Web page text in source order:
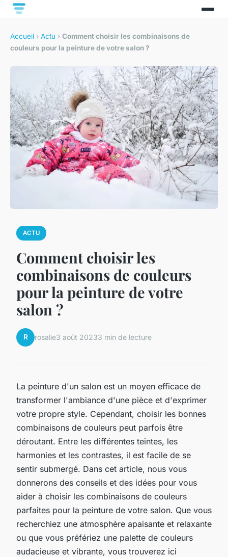
Accueil › Actu › Comment choisir les combinaisons de
couleurs pour la peinture de votre salon ?
ACTU
Comment choisir les
combinaisons de couleurs
pour la peinture de votre
salon ?
R rosalie3 août 20233 min de lecture
La peinture d'un salon est un moyen efficace de
transformer l'ambiance d'une pièce et d'exprimer
votre propre style. Cependant, choisir les bonnes
combinaisons de couleurs peut parfois être
déroutant. Entre les différentes teintes, les
harmonies et les contrastes, il est facile de se
sentir submergé. Dans cet article, nous vous
donnerons des conseils et des idées pour vous
aider à choisir les combinaisons de couleurs
parfaites pour la peinture de votre salon. Que vous
recherchiez une atmosphère apaisante et relaxante
ou que vous préfériez une palette de couleurs
audacieuse et vibrante, vous trouverez ici